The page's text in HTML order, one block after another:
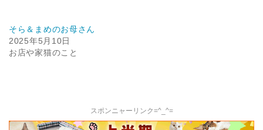
そら＆まめのお母さん
2025年5月10日
お店や家猫のこと
スポンニャーリンク=^_^=